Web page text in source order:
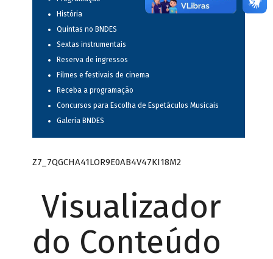
História
Quintas no BNDES
Sextas instrumentais
Reserva de ingressos
Filmes e festivais de cinema
Receba a programação
Concursos para Escolha de Espetáculos Musicais
Galeria BNDES
Z7_7QGCHA41LOR9E0AB4V47KI18M2
Visualizador
do Conteúdo